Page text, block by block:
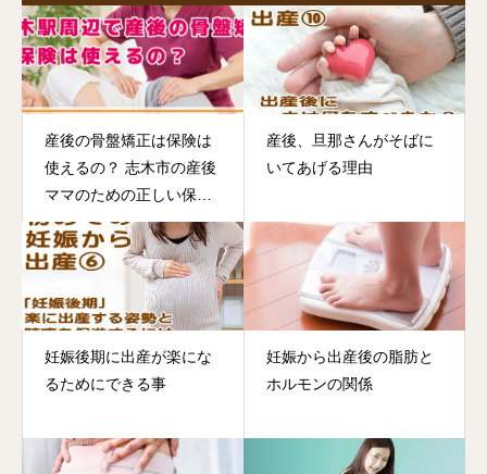
産後の骨盤矯正は保険は
使えるの？ 志木市の産後
ママのための正しい保険
知識とお店選び
産後、旦那さんがそばに
いてあげる理由
妊娠後期に出産が楽にな
るためにできる事
妊娠から出産後の脂肪と
ホルモンの関係